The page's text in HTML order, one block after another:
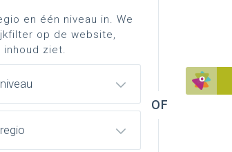
achtergrond
binnen het STEM-
en één niveau in. We
op de website,
ziet.